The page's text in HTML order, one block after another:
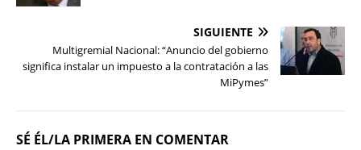
SIGUIENTE
Multigremial Nacional: “Anuncio del gobierno
significa instalar un impuesto a la contratación a las
MiPymes”
SÉ ÉL/LA PRIMERA EN COMENTAR